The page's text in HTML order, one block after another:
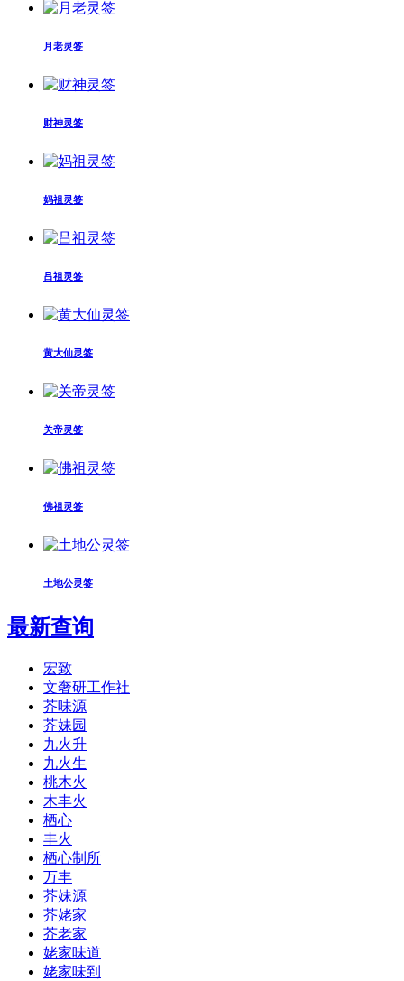
月老灵签
财神灵签
妈祖灵签
吕祖灵签
黄大仙灵签
关帝灵签
佛祖灵签
土地公灵签
最新查询
宏致
文奢研工作社
芥味源
芥妹园
九火升
九火生
桃木火
木丰火
栖心
丰火
栖心制所
万丰
芥妹源
芥姥家
芥老家
姥家味道
姥家味到